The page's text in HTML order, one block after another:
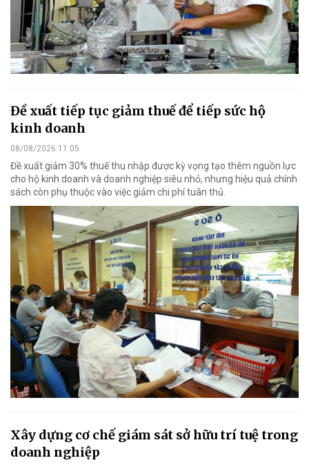
Đề xuất tiếp tục giảm thuế để tiếp sức hộ
kinh doanh
08/08/2026 11:05
Đề xuất giảm 30% thuế thu nhập được kỳ vọng tạo thêm nguồn lực
cho hộ kinh doanh và doanh nghiệp siêu nhỏ, nhưng hiệu quả chính
sách còn phụ thuộc vào việc giảm chi phí tuân thủ.
Xây dựng cơ chế giám sát sở hữu trí tuệ trong
doanh nghiệp